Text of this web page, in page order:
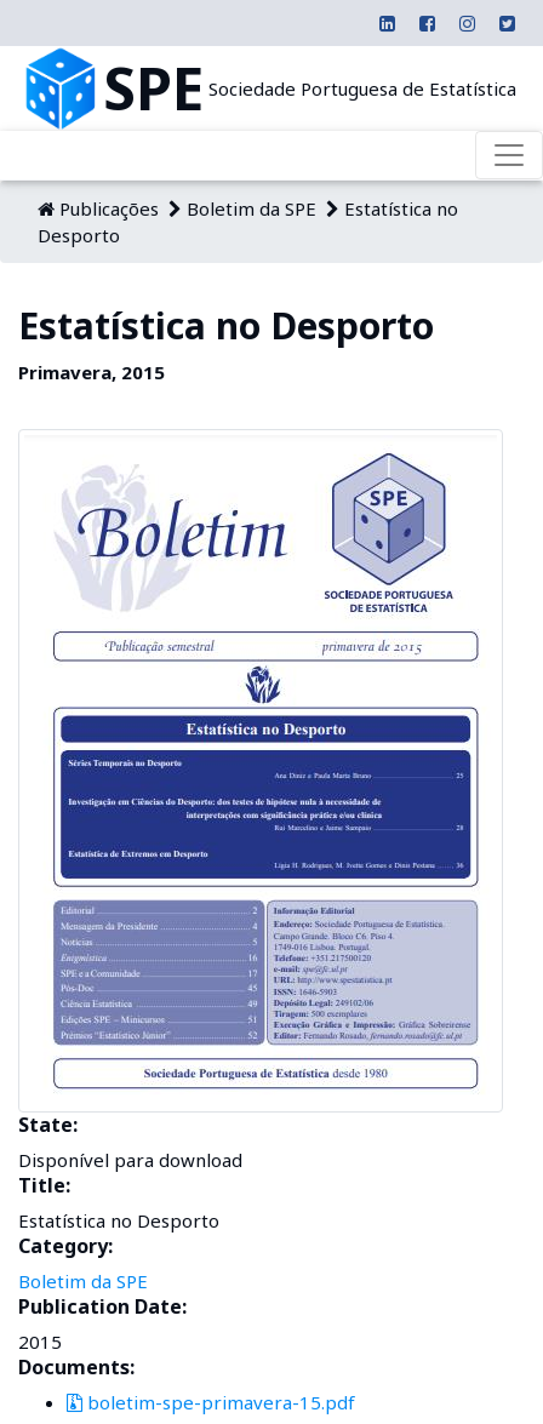
SPE Sociedade Portuguesa de Estatística
Publicações Boletim da SPE
Estatística no
Desporto
Estatística no Desporto
Primavera, 2015
State:
Disponível para download
Title:
Estatística no Desporto
Category:
Boletim da SPE
Publication Date:
2015
Documents:
boletim-spe-primavera-15.pdf